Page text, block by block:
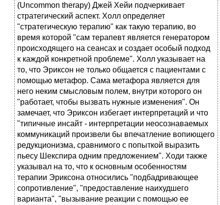
(Uncommon therapy) Джей Хейи подчеркивает
стратегический аспект. Холл определяет
"стратегическую терапию" как такую терапию, во
время которой "сам терапевт является генератором
происходящего на сеансах и создает особый подход
к каждой конкретной проблеме". Холл указывает на
то, что Эриксон не только общается с пациентами с
помощью метафор. Сама метафора является для
него неким смысловым полем, внутри которого он
"работает, чтобы вызвать нужные изменения". Он
замечает, что Эриксон избегает интерпретаций и что
"типичные инсайт - интерпретации неосознаваемых
коммуникаций произвели бы впечатление вопиющего
редукционизма, сравнимого с попыткой выразить
пьесу Шекспира одним предложением". Ходи также
указывал на то, что к основным особенностям
терапии Эриксона относились "подбадривающее
сопротивление", "предоставление наихудшего
варианта", "вызывание реакции с помощью ее